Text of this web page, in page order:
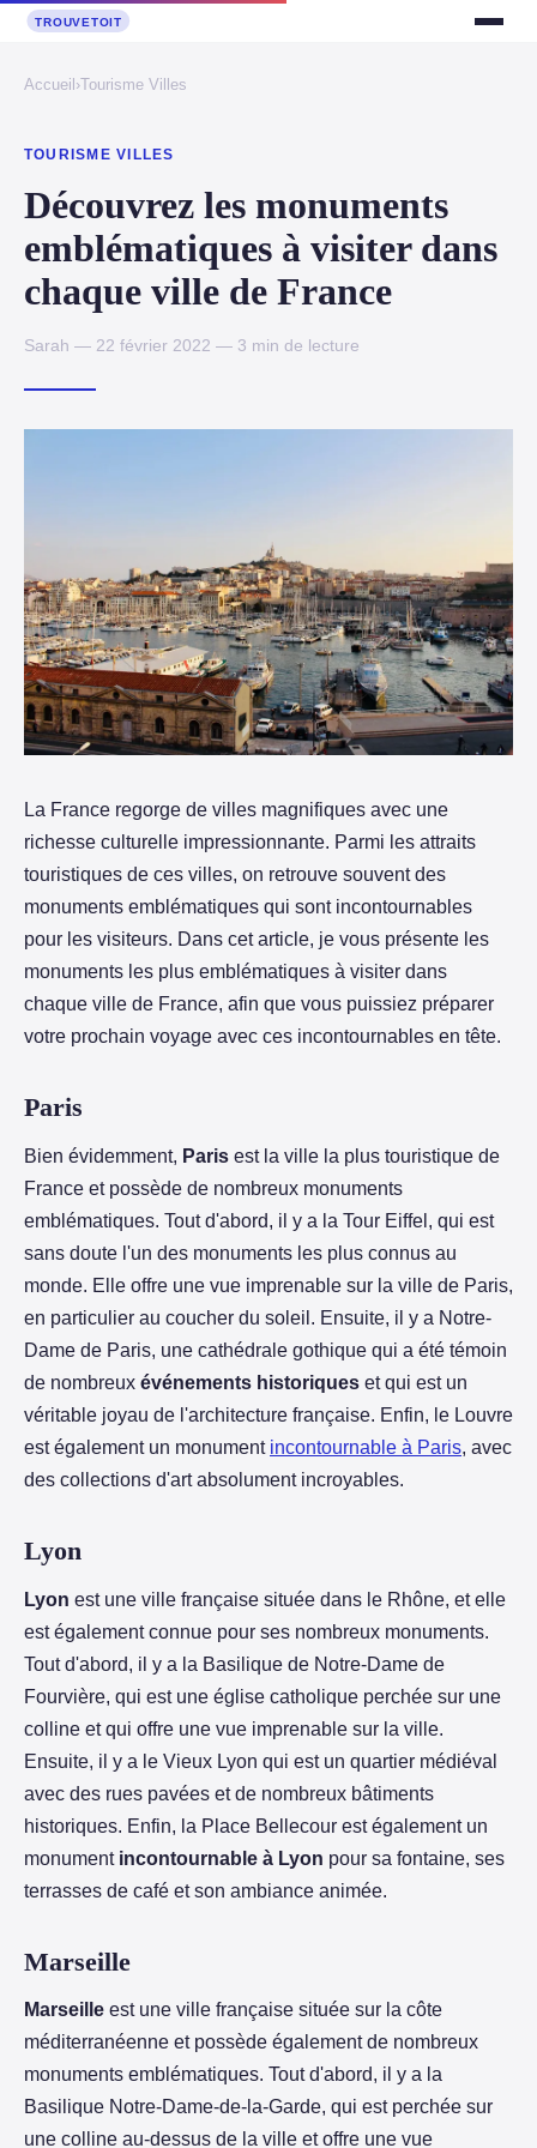
Accueil ›Tourisme Villes
TOURISME VILLES
Découvrez les monuments
emblématiques à visiter dans
chaque ville de France
Sarah — 22 février 2022 — 3 min de lecture
La France regorge de villes magnifiques avec une
richesse culturelle impressionnante. Parmi les attraits
touristiques de ces villes, on retrouve souvent des
monuments emblématiques qui sont incontournables
pour les visiteurs. Dans cet article, je vous présente les
monuments les plus emblématiques à visiter dans
chaque ville de France, afin que vous puissiez préparer
votre prochain voyage avec ces incontournables en tête.
Paris
Bien évidemment, Paris est la ville la plus touristique de
France et possède de nombreux monuments
emblématiques. Tout d'abord, il y a la Tour Eiffel, qui est
sans doute l'un des monuments les plus connus au
monde. Elle offre une vue imprenable sur la ville de Paris,
en particulier au coucher du soleil. Ensuite, il y a Notre-
Dame de Paris, une cathédrale gothique qui a été témoin
de nombreux événements historiques et qui est un
véritable joyau de l'architecture française. Enfin, le Louvre
est également un monument incontournable à Paris, avec
des collections d'art absolument incroyables.
Lyon
Lyon est une ville française située dans le Rhône, et elle
est également connue pour ses nombreux monuments.
Tout d'abord, il y a la Basilique de Notre-Dame de
Fourvière, qui est une église catholique perchée sur une
colline et qui offre une vue imprenable sur la ville.
Ensuite, il y a le Vieux Lyon qui est un quartier médiéval
avec des rues pavées et de nombreux bâtiments
historiques. Enfin, la Place Bellecour est également un
monument incontournable à Lyon pour sa fontaine, ses
terrasses de café et son ambiance animée.
Marseille
Marseille est une ville française située sur la côte
méditerranéenne et possède également de nombreux
monuments emblématiques. Tout d'abord, il y a la
Basilique Notre-Dame-de-la-Garde, qui est perchée sur
une colline au-dessus de la ville et offre une vue